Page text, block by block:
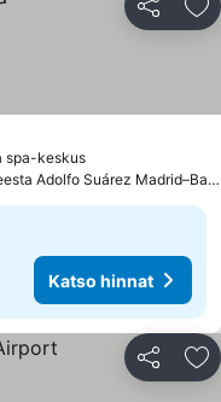
Jaa
spa-keskus
2.0 km kohteesta Adolfo Suárez Madrid–Barajas Airport
Katso hinnat
Jaa